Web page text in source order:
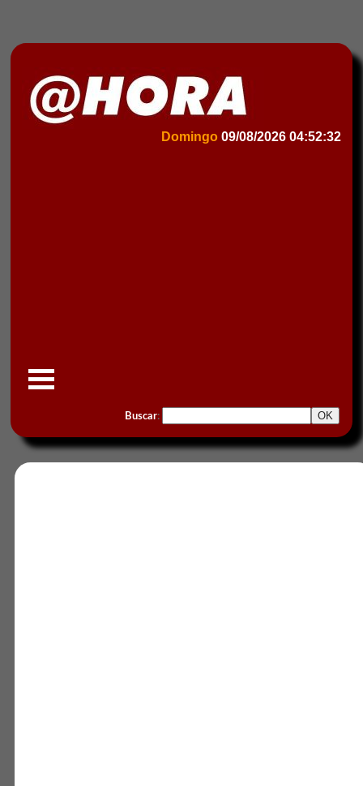
Domingo 09/08/2026 04:52:32
Buscar: